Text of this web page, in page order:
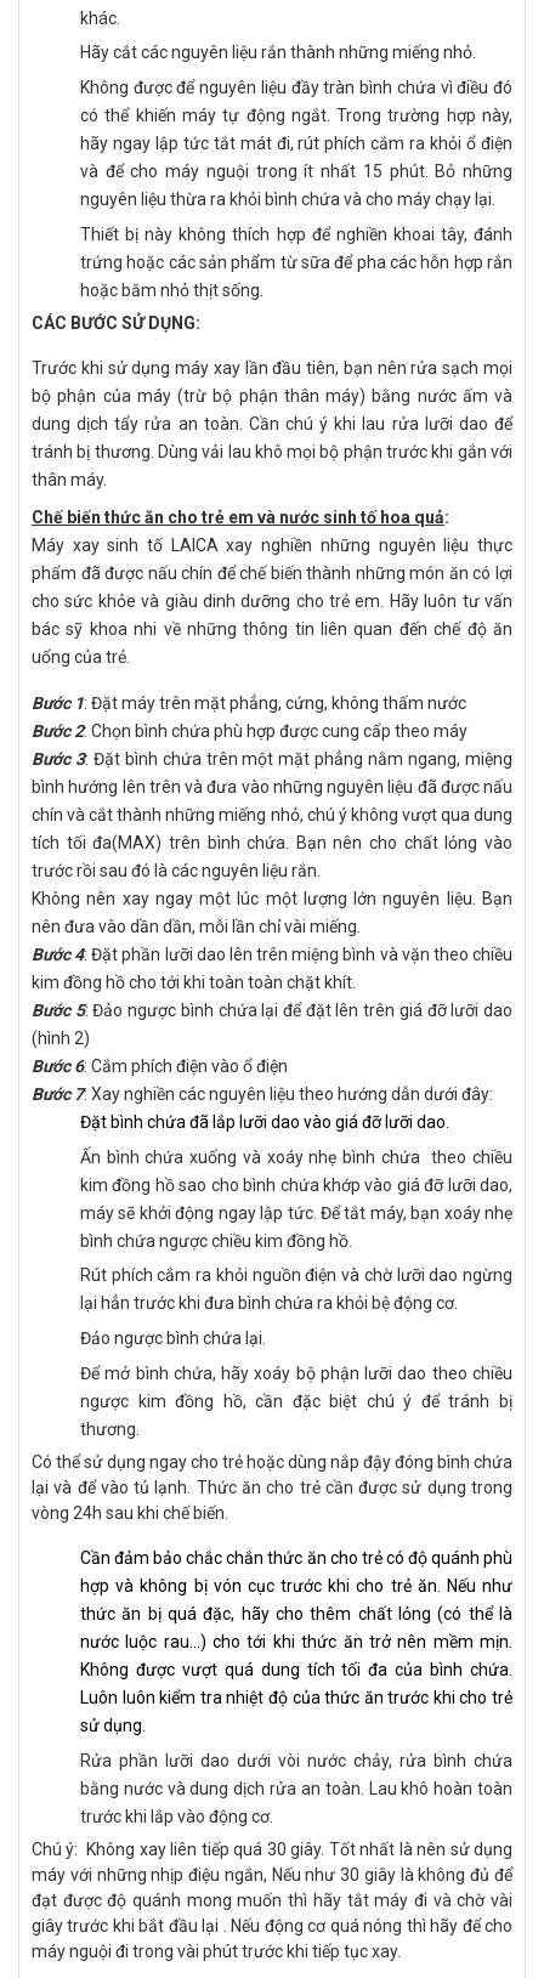
khác.
Hãy cắt các nguyên liệu rắn thành những miếng nhỏ.
Không được để nguyên liệu đầy tràn bình chứa vì điều đó
có thể khiến máy tự động ngắt. Trong trường hợp này,
hãy ngay lập tức tắt mát đi, rút phích cắm ra khỏi ổ điện
và để cho máy nguội trong ít nhất 15 phút. Bỏ những
nguyên liệu thừa ra khỏi bình chứa và cho máy chạy lại.
Thiết bị này không thích hợp để nghiền khoai tây, đánh
trứng hoặc các sản phẩm từ sữa để pha các hỗn hợp rắn
hoặc băm nhỏ thịt sống.
CÁC BƯỚC SỬ DỤNG:
Trước khi sử dụng máy xay lần đầu tiên, bạn nên rửa sạch mọi
bộ phận của máy (trừ bộ phận thân máy) bằng nước ấm và
dung dịch tẩy rửa an toàn. Cần chú ý khi lau rửa lưỡi dao để
tránh bị thương. Dùng vải lau khô mọi bộ phận trước khi gắn với
thân máy.
Chế biến thức ăn cho trẻ em và nước sinh tố hoa quả:
Máy xay sinh tố LAICA xay nghiền những nguyên liệu thực
phẩm đã được nấu chín để chế biến thành những món ăn có lợi
cho sức khỏe và giàu dinh dưỡng cho trẻ em. Hãy luôn tư vấn
bác sỹ khoa nhi về những thông tin liên quan đến chế độ ăn
uống của trẻ.
Bước 1: Đặt máy trên mặt phẳng, cứng, không thấm nước
Bước 2: Chọn bình chứa phù hợp được cung cấp theo máy
Bước 3: Đặt bình chứa trên một mặt phẳng nằm ngang, miệng
bình hướng lên trên và đưa vào những nguyên liệu đã được nấu
chín và cắt thành những miếng nhỏ, chú ý không vượt qua dung
tích tối đa(MAX) trên bình chứa. Bạn nên cho chất lỏng vào
trước rồi sau đó là các nguyên liệu rắn.
Không nên xay ngay một lúc một lượng lớn nguyên liệu. Bạn
nên đưa vào dần dần, mỗi lần chỉ vài miếng.
Bước 4: Đặt phần lưỡi dao lên trên miệng bình và vặn theo chiều
kim đồng hồ cho tới khi toàn toàn chặt khít.
Bước 5: Đảo ngược bình chứa lại để đặt lên trên giá đỡ lưỡi dao
(hình 2)
Bước 6: Cắm phích điện vào ổ điện
Bước 7: Xay nghiền các nguyên liệu theo hướng dẫn dưới đây:
Đặt bình chứa đã lắp lưỡi dao vào giá đỡ lưỡi dao.
Ấn bình chứa xuống và xoáy nhẹ bình chứa theo chiều
kim đồng hồ sao cho bình chứa khớp vào giá đỡ lưỡi dao,
máy sẽ khởi động ngay lập tức. Để tắt máy, bạn xoáy nhẹ
bình chứa ngược chiều kim đồng hồ.
Rút phích cắm ra khỏi nguồn điện và chờ lưỡi dao ngừng
lại hẳn trước khi đưa bình chứa ra khỏi bệ động cơ.
Đảo ngược bình chứa lại.
Để mở bình chứa, hãy xoáy bộ phận lưỡi dao theo chiều
ngược kim đồng hồ, cần đặc biệt chú ý để tránh bị
thương.
Có thể sử dụng ngay cho trẻ hoặc dùng nắp đậy đóng bình chứa
lại và để vào tủ lạnh. Thức ăn cho trẻ cần được sử dụng trong
vòng 24h sau khi chế biến.
Cần đảm bảo chắc chắn thức ăn cho trẻ có độ quánh phù
hợp và không bị vón cục trước khi cho trẻ ăn. Nếu như
thức ăn bị quá đặc, hãy cho thêm chất lỏng (có thể là
nước luộc rau...) cho tới khi thức ăn trở nên mềm mịn.
Không được vượt quá dung tích tối đa của bình chứa.
Luôn luôn kiểm tra nhiệt độ của thức ăn trước khi cho trẻ
sử dụng.
Rửa phần lưỡi dao dưới vòi nước chảy, rửa bình chứa
bằng nước và dung dịch rửa an toàn. Lau khô hoàn toàn
trước khi lắp vào động cơ.
Chú ý: Không xay liên tiếp quá 30 giây. Tốt nhất là nên sử dụng
máy với những nhịp điệu ngắn, Nếu như 30 giây là không đủ để
đạt được độ quánh mong muốn thì hãy tắt máy đi và chờ vài
giây trước khi bắt đầu lại . Nếu động cơ quá nóng thì hãy để cho
máy nguội đi trong vài phút trước khi tiếp tục xay.